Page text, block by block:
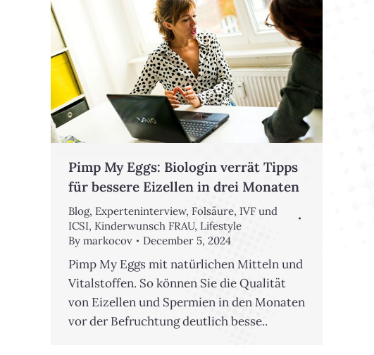
Pimp My Eggs: Biologin verrät Tipps
für bessere Eizellen in drei Monaten
Blog, Experteninterview, Folsäure, IVF und
ICSI, Kinderwunsch FRAU, Lifestyle
By markocov December 5, 2024
Pimp My Eggs mit natürlichen Mitteln und
Vitalstoffen. So können Sie die Qualität
von Eizellen und Spermien in den Monaten
vor der Befruchtung deutlich besse..